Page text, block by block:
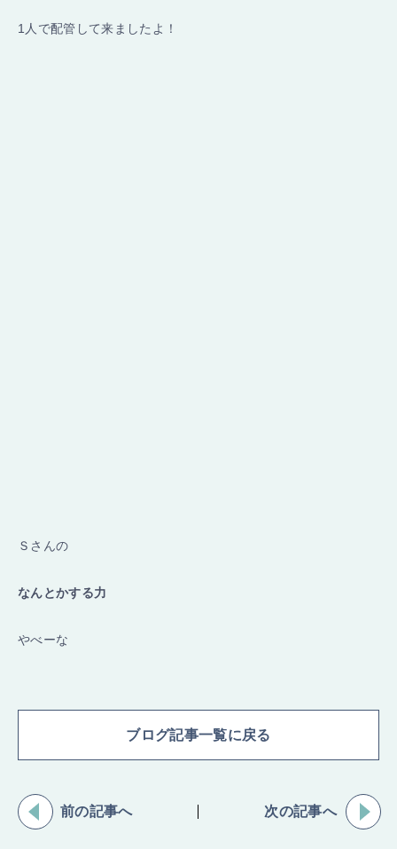
1人で配管して来ましたよ！
Ｓさんの
なんとかする力
やべーな
ブログ記事一覧に戻る
前の記事へ 次の記事へ